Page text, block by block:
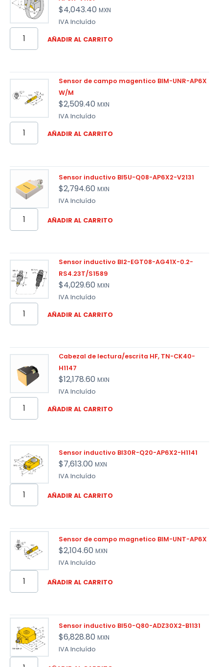
$4,043.40 MXN
IVA Incluído
AÑADIR AL CARRITO
Sensor de campo magentico BIM-UNR-AP6X
W/M
$2,509.40 MXN
IVA Incluído
AÑADIR AL CARRITO
Sensor inductivo BI5U-Q08-AP6X2-V2131
$2,794.60 MXN
IVA Incluído
AÑADIR AL CARRITO
Sensor inductivo BI2-EGT08-AG41X-0.2-
RS4.23T/S1589
$4,029.60 MXN
IVA Incluído
AÑADIR AL CARRITO
Cabezal de lectura/escrita HF, TN-CK40-
H1147
$12,178.60 MXN
IVA Incluído
AÑADIR AL CARRITO
Sensor inductivo BI30R-Q20-AP6X2-H1141
$7,613.00 MXN
IVA Incluído
AÑADIR AL CARRITO
Sensor de campo magnetico BIM-UNT-AP6X
$2,104.60 MXN
IVA Incluído
AÑADIR AL CARRITO
Sensor inductivo BI50-Q80-ADZ30X2-B1131
$6,828.80 MXN
IVA Incluído